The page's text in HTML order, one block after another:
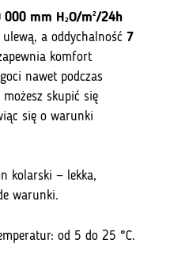
000 mm H₂O/m²/24h
a oddychalność 7
komfort
nawet podczas
skupić się
się o warunki
kolarski — lekka,
warunki.
od 5 do 25 °C.